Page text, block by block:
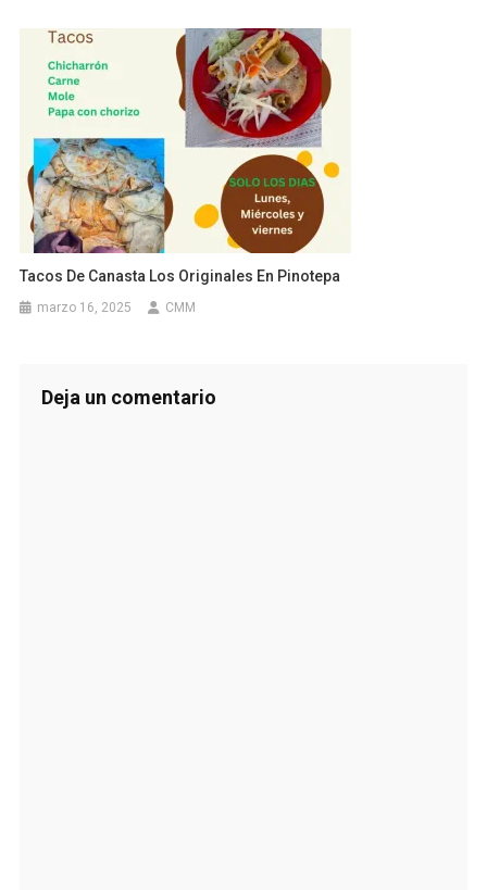
Tacos De Canasta Los Originales En Pinotepa
marzo 16, 2025 CMM
Deja un comentario